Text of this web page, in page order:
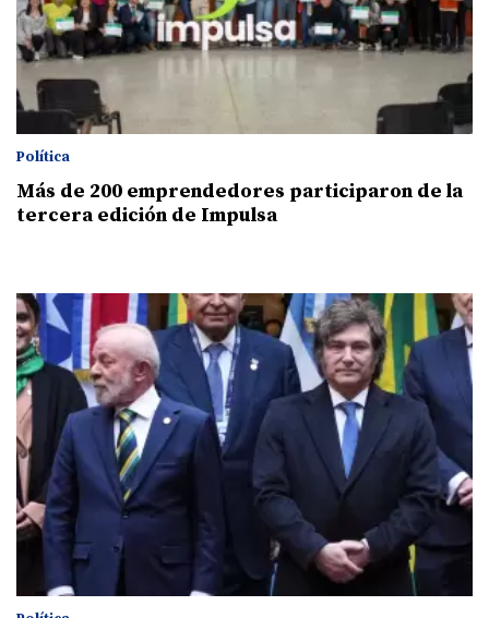
Política
Más de 200 emprendedores participaron de la
tercera edición de Impulsa